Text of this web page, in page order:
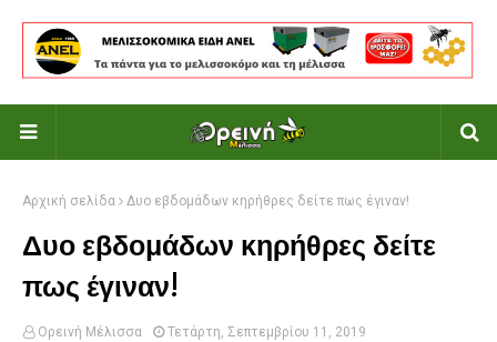
Αρχική σελίδα Δυο εβδομάδων κηρήθρες δείτε πως έγιναν!
Δυο εβδομάδων κηρήθρες δείτε
πως έγιναν!
Ορεινή Μέλισσα Τετάρτη, Σεπτεμβρίου 11, 2019